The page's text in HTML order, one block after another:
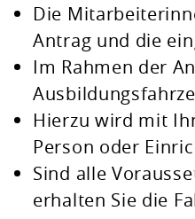
Die
Antrag und die
Im Rahmen der
Hierzu wird mit
Person oder
Sind alle
erhalten Sie die